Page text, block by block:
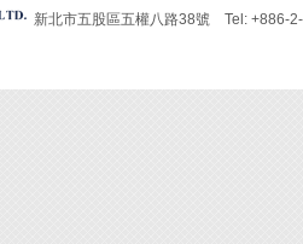
新北市五股區五權八路38號 Tel: